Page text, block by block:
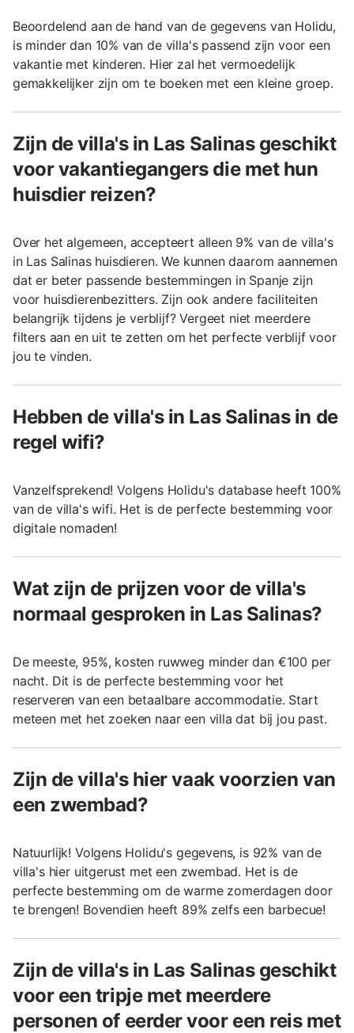
Beoordelend aan de hand van de gegevens van Holidu,
is minder dan 10% van de villa's passend zijn voor een
vakantie met kinderen. Hier zal het vermoedelijk
gemakkelijker zijn om te boeken met een kleine groep.
Zijn de villa's in Las Salinas geschikt
voor vakantiegangers die met hun
huisdier reizen?
Over het algemeen, accepteert alleen 9% van de villa's
in Las Salinas huisdieren. We kunnen daarom aannemen
dat er beter passende bestemmingen in Spanje zijn
voor huisdierenbezitters. Zijn ook andere faciliteiten
belangrijk tijdens je verblijf? Vergeet niet meerdere
filters aan en uit te zetten om het perfecte verblijf voor
jou te vinden.
Hebben de villa's in Las Salinas in de
regel wifi?
Vanzelfsprekend! Volgens Holidu's database heeft 100%
van de villa's wifi. Het is de perfecte bestemming voor
digitale nomaden!
Wat zijn de prijzen voor de villa's
normaal gesproken in Las Salinas?
De meeste, 95%, kosten ruwweg minder dan €100 per
nacht. Dit is de perfecte bestemming voor het
reserveren van een betaalbare accommodatie. Start
meteen met het zoeken naar een villa dat bij jou past.
Zijn de villa's hier vaak voorzien van
een zwembad?
Natuurlijk! Volgens Holidu's gegevens, is 92% van de
villa's hier uitgerust met een zwembad. Het is de
perfecte bestemming om de warme zomerdagen door
te brengen! Bovendien heeft 89% zelfs een barbecue!
Zijn de villa's in Las Salinas geschikt
voor een tripje met meerdere
personen of eerder voor een reis met